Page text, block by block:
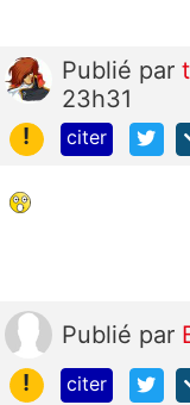
Publié par
23h31
!
citer
Publié par
!
citer